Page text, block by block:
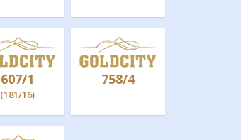
607/1
(181/16)
758/4